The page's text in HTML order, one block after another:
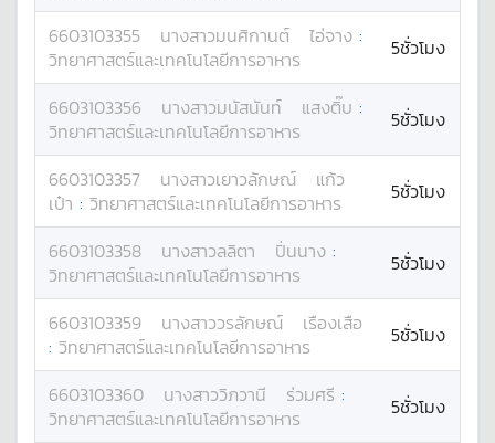
6603103355 นางสาวมนศิกานต์ ไอ่จาง :
วิทยาศาสตร์และเทคโนโลยีการอาหาร
5ชั่วโมง
6603103356 นางสาวมนัสนันท์ แสงติ๊บ :
วิทยาศาสตร์และเทคโนโลยีการอาหาร
5ชั่วโมง
6603103357 นางสาวเยาวลักษณ์
แก้ว
เป๋า : วิทยาศาสตร์และเทคโนโลยีการอาหาร 5ชั่วโมง
6603103358 นางสาวลลิตา ปิ่นนาง :
วิทยาศาสตร์และเทคโนโลยีการอาหาร
5ชั่วโมง
6603103359 นางสาววรลักษณ์
เรืองเสือ
: วิทยาศาสตร์และเทคโนโลยีการอาหาร 5ชั่วโมง
6603103360 นางสาววิภวานี ร่วมศรี :
วิทยาศาสตร์และเทคโนโลยีการอาหาร
5ชั่วโมง